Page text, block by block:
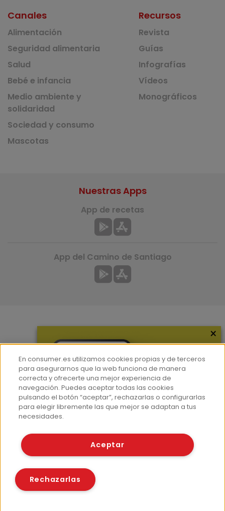
Canales
Alimentación
Seguridad alimentaria
Salud
Bebé e infancia
Medio ambiente y
solidaridad
Sociedad y consumo
Mascotas
Recursos
Revista
Guías
Infografías
Vídeos
Monográficos
Hemeroteca
Contacto
Prensa
Corpus Lingüístico Consumer
Nuestras Apps
App de recetas
App del Camino de Santiago
© Fundación EROSKI
Políticas de cookies
×
En consumer.es utilizamos cookies propias y de terceros
para asegurarnos que la web funciona de manera
correcta y ofrecerte una mejor experiencia de
navegación. Puedes aceptar todas las cookies
pulsando el botón “aceptar”, rechazarlas o configurarlas
para elegir libremente las que mejor se adaptan a tus
necesidades.
Aceptar
Rechazarlas